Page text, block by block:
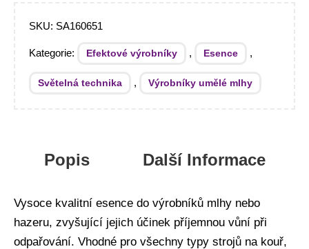
SKU: SA160651
Kategorie: Efektové výrobníky , Esence ,
Světelná technika , Výrobníky umělé mlhy
Popis Další Informace
Vysoce kvalitní esence do výrobníků mlhy nebo
hazeru, zvyšující jejich účinek příjemnou vůní při
odpařování. Vhodné pro všechny typy strojů na kouř,